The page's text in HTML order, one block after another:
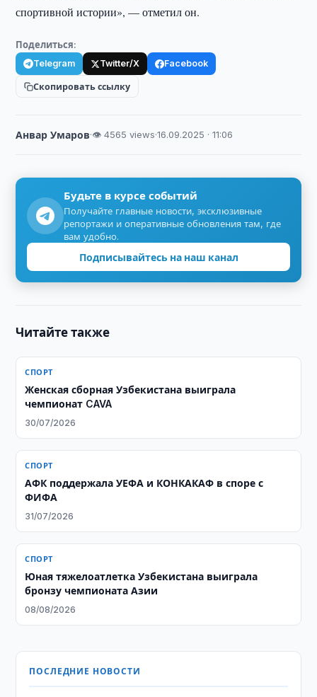
спортивной истории», — отметил он.
Поделиться:
Telegram Twitter/X Facebook
Скопировать ссылку
Анвар Умаров·👁 4565 views·16.09.2025 · 11:06
Будьте в курсе событий
Получайте главные новости, эксклюзивные
репортажи и оперативные обновления там, где
вам удобно.
Подписывайтесь на наш канал
Читайте также
СПОРТ
Женская сборная Узбекистана выиграла
чемпионат CAVA
30/07/2026
СПОРТ
АФК поддержала УЕФА и КОНКАКАФ в споре с
ФИФА
31/07/2026
СПОРТ
Юная тяжелоатлетка Узбекистана выиграла
бронзу чемпионата Азии
08/08/2026
ПОСЛЕДНИЕ НОВОСТИ